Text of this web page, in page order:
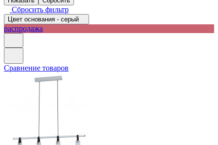
Сбросить фильтр
Цвет основания - серый
распродажа
Сравнение товаров